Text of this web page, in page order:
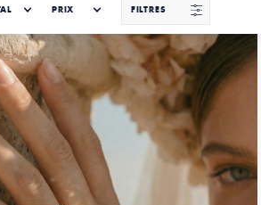
PRIX FILTRES